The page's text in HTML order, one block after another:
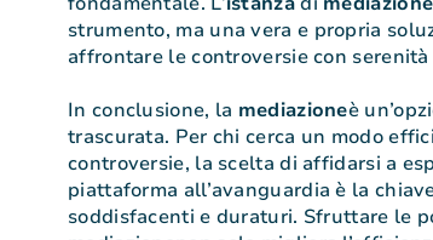
strumento, ma una vera e propria
affrontare le controversie con serenità
In conclusione, la mediazioneè
trascurata. Per chi cerca un modo
controversie, la scelta di affidarsi a
piattaforma all’avanguardia è la
soddisfacenti e duraturi. Sfruttare le